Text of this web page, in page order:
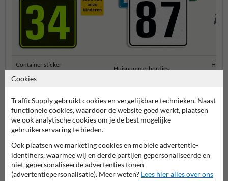
Container sticker
Huisnummerbordjes
Huisnummerborden & palen
Cookies
TrafficSupply gebruikt cookies en vergelijkbare technieken. Naast
functionele cookies, waardoor de website goed werkt, plaatsen
we ook analytische cookies om je de best mogelijke
gebruikerservaring te bieden.
Ook plaatsen we marketing cookies en mobiele advertentie-
identifiers, waarmee wij en derde partijen gepersonaliseerde en
niet-gepersonaliseerde advertenties tonen
(advertentiepersonalisatie). Meer weten? Lees hier alles over ons